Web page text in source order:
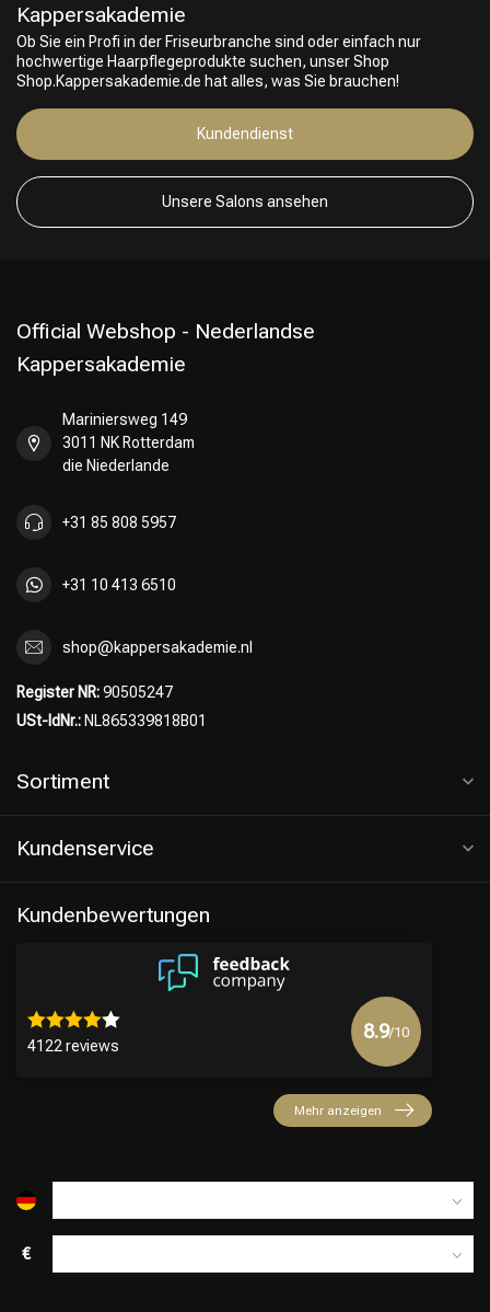
Kappersakademie
Ob Sie ein Profi in der Friseurbranche sind oder einfach nur
hochwertige Haarpflegeprodukte suchen, unser Shop
Shop.Kappersakademie.de hat alles, was Sie brauchen!
Kundendienst
Unsere Salons ansehen
Official Webshop - Nederlandse
Kappersakademie
Mariniersweg 149
3011 NK Rotterdam
die Niederlande
+31 85 808 5957
+31 10 413 6510
shop@kappersakademie.nl
Register NR:90505247
USt-IdNr.: NL865339818B01
Sortiment
Kundenservice
Kundenbewertungen
4122 reviews
8.9/10
Mehr anzeigen
€